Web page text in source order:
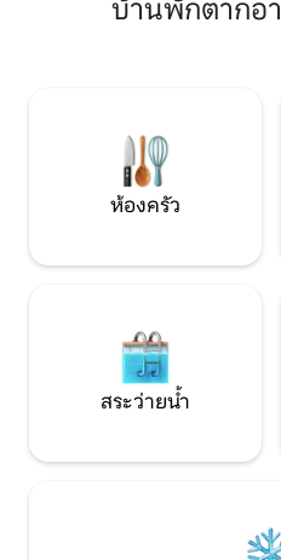
บาร์บีคิว ที่จอดรถในบริเวณที่พั
บ้านพักตากอา
ห้องครัว
สระว่ายน้ำ